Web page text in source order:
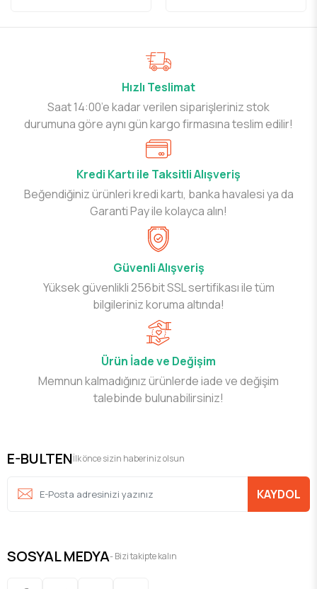
Hızlı Teslimat
Saat 14:00’e kadar verilen siparişleriniz stok
durumuna göre aynı gün kargo firmasına teslim edilir!
Kredi Kartı ile Taksitli Alışveriş
Beğendiğiniz ürünleri kredi kartı, banka havalesi ya da
Garanti Pay ile kolayca alın!
Güvenli Alışveriş
Yüksek güvenlikli 256bit SSL sertifikası ile tüm
bilgileriniz koruma altında!
Ürün İade ve Değişim
Memnun kalmadığınız ürünlerde iade ve değişim
talebinde bulunabilirsiniz!
E-BULTENİlk önce sizin haberiniz olsun
KAYDOL
SOSYAL MEDYA- Bizi takipte kalın